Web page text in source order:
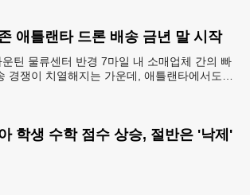
애틀랜타 드론 배송 금년 말 시작
운틴 물류센터 반경 7마일 내 소매업체 간의 빠
경쟁이 치열해지는 가운데, 애틀랜타에서도
학생 수학 점수 상승, 절반은 '낙제'